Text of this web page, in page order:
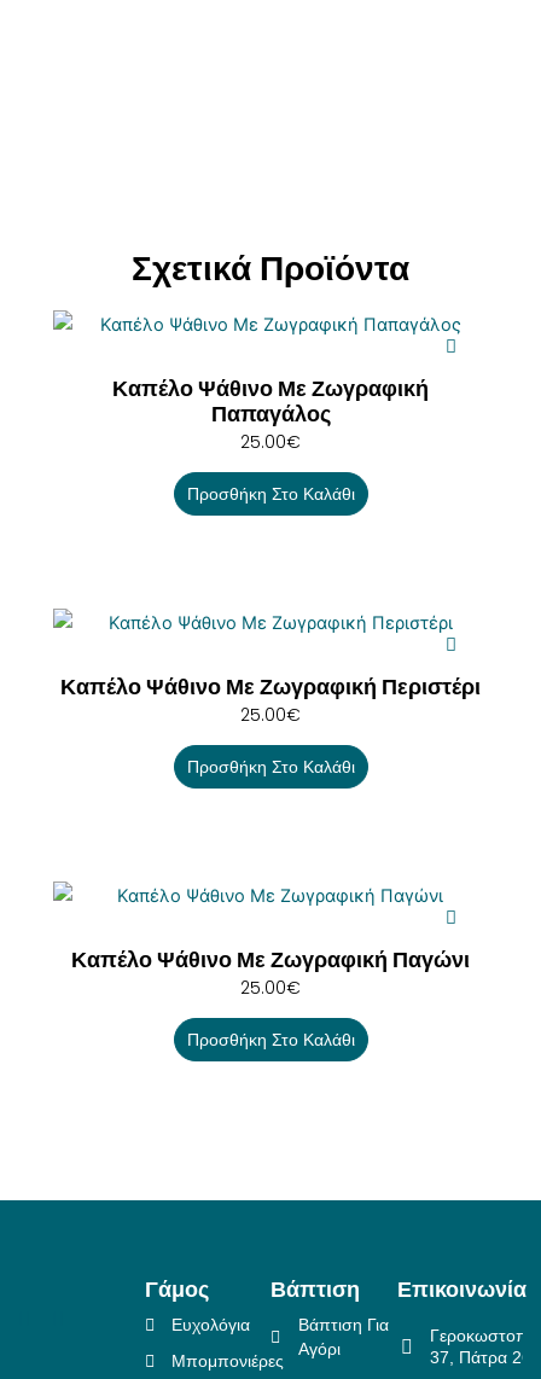
Σχετικά Προϊόντα
Καπέλο Ψάθινο Με Ζωγραφική
Παπαγάλος
25.00€
Προσθήκη Στο Καλάθι
Καπέλο Ψάθινο Με Ζωγραφική Περιστέρι
25.00€
Προσθήκη Στο Καλάθι
Καπέλο Ψάθινο Με Ζωγραφική Παγώνι
25.00€
Προσθήκη Στο Καλάθι
Γάμος
Ευχολόγια
Μπομπονιέρες
Βάπτιση
Βάπτιση Για
Αγόρι
Επικοινωνία
37, Πάτρα